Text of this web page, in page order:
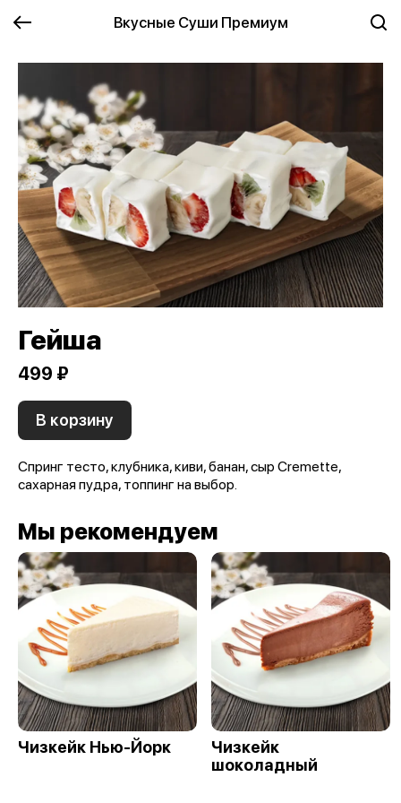
Вкусные Суши Премиум
Гейша
499 ₽
В корзину
Спринг тесто, клубника, киви, банан, сыр Cremette,
сахарная пудра, топпинг на выбор.
Мы рекомендуем
Чизкейк Нью-Йорк
Чизкейк
шоколадный